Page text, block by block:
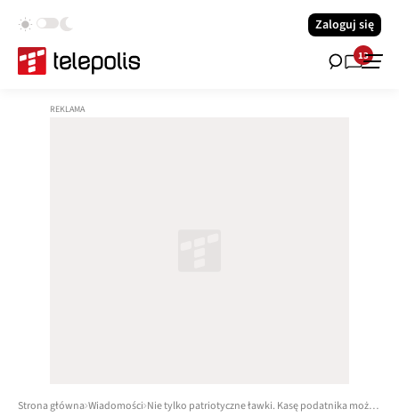
Zaloguj się
13
Strona główna Wiadomości